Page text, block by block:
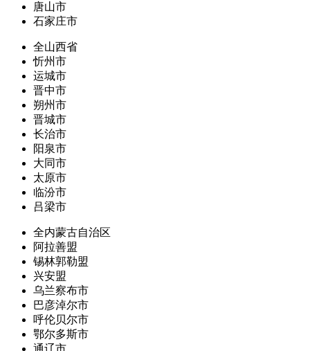
唐山市
石家庄市
全山西省
忻州市
运城市
晋中市
朔州市
晋城市
长治市
阳泉市
大同市
太原市
临汾市
吕梁市
全内蒙古自治区
阿拉善盟
锡林郭勒盟
兴安盟
乌兰察布市
巴彦淖尔市
呼伦贝尔市
鄂尔多斯市
通辽市